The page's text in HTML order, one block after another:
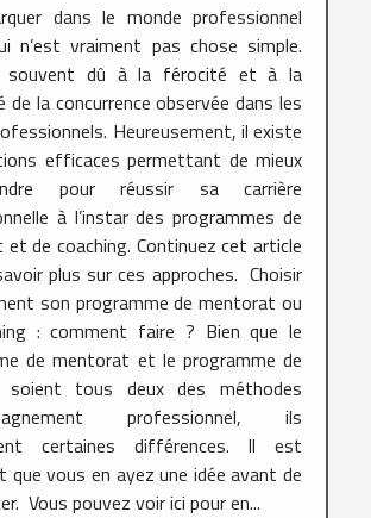
dans le monde professionnel
n’est vraiment pas chose simple.
souvent dû à la férocité et à la
de la concurrence observée dans les
Heureusement, il existe
efficaces permettant de mieux
pour réussir sa carrière
à l’instar des programmes de
de coaching. Continuez cet article
plus sur ces approches. Choisir
son programme de mentorat ou
: comment faire ? Bien que le
de mentorat et le programme de
soient tous deux des méthodes
professionnel, ils
certaines différences. Il est
que vous en ayez une idée avant de
Vous pouvez voir ici pour en...